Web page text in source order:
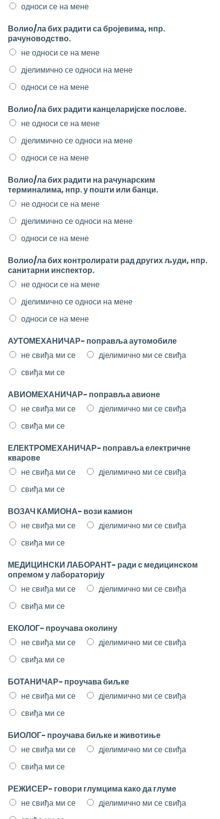
односи се на мене
Волио/ла бих радити са бројевима, нпр.
рачуноводство.
не односи се на мене
дјелимично се односи на мене
односи се на мене
Волио/ла бих радити канцеларијске послове.
не односи се на мене
дјелимично се односи на мене
односи се на мене
Волио/ла бих радити на рачунарским
терминалима, нпр. у пошти или банци.
не односи се на мене
дјелимично се односи на мене
односи се на мене
Волио/ла бих контролирати рад других људи, нпр.
санитарни инспектор.
не односи се на мене
дјелимично се односи на мене
односи се на мене
АУТОМЕХАНИЧАР- поправља аутомобиле
не свиђа ми се
дјелимично ми се свиђа
свиђа ми се
АВИОМЕХАНИЧАР- поправља авионе
не свиђа ми се
дјелимично ми се свиђа
свиђа ми се
ЕЛЕКТРОМЕХАНИЧАР- поправља електричне
кварове
не свиђа ми се
дјелимично ми се свиђа
свиђа ми се
ВОЗАЧ КАМИОНА- вози камион
не свиђа ми се
дјелимично ми се свиђа
свиђа ми се
МЕДИЦИНСКИ ЛАБОРАНТ- ради с медицинском
опремом у лабораторију
не свиђа ми се
дјелимично ми се свиђа
свиђа ми се
ЕКОЛОГ- проучава околину
не свиђа ми се
дјелимично ми се свиђа
свиђа ми се
БОТАНИЧАР- проучава биљке
не свиђа ми се
дјелимично ми се свиђа
свиђа ми се
БИОЛОГ- проучава биљке и животиње
не свиђа ми се
дјелимично ми се свиђа
свиђа ми се
РЕЖИСЕР- говори глумцима како да глуме
не свиђа ми се
дјелимично ми се свиђа